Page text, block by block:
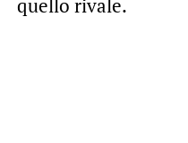
quello rivale.